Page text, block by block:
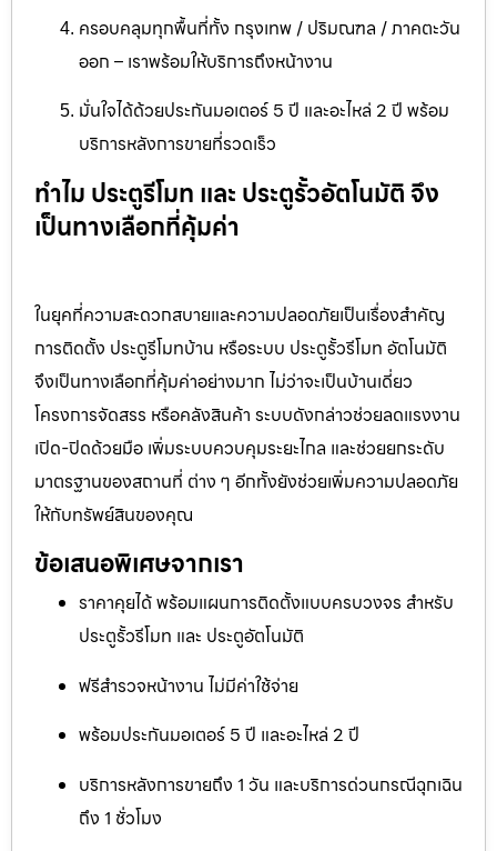
ครอบคลุมทุกพื้นที่ทั้ง กรุงเทพ / ปริมณฑล / ภาคตะวัน
ออก – เราพร้อมให้บริการถึงหน้างาน
มั่นใจได้ด้วยประกันมอเตอร์ 5 ปี และอะไหล่ 2 ปี พร้อม
บริการหลังการขายที่รวดเร็ว
ทำไม ประตูรีโมท และ ประตูรั้วอัตโนมัติ จึง
เป็นทางเลือกที่คุ้มค่า
ในยุคที่ความสะดวกสบายและความปลอดภัยเป็นเรื่องสำคัญ
การติดตั้ง ประตูรีโมทบ้าน หรือระบบ ประตูรั้วรีโมท อัตโนมัติ
จึงเป็นทางเลือกที่คุ้มค่าอย่างมาก ไม่ว่าจะเป็นบ้านเดี่ยว
โครงการจัดสรร หรือคลังสินค้า ระบบดังกล่าวช่วยลดแรงงาน
เปิด-ปิดด้วยมือ เพิ่มระบบควบคุมระยะไกล และช่วยยกระดับ
มาตรฐานของสถานที่ ต่าง ๆ อีกทั้งยังช่วยเพิ่มความปลอดภัย
ให้กับทรัพย์สินของคุณ
ข้อเสนอพิเศษจากเรา
ราคาคุยได้ พร้อมแผนการติดตั้งแบบครบวงจร สำหรับ
ประตูรั้วรีโมท และ ประตูอัตโนมัติ
ฟรีสำรวจหน้างาน ไม่มีค่าใช้จ่าย
พร้อมประกันมอเตอร์ 5 ปี และอะไหล่ 2 ปี
บริการหลังการขายถึง 1 วัน และบริการด่วนกรณีฉุกเฉิน
ถึง 1 ชั่วโมง